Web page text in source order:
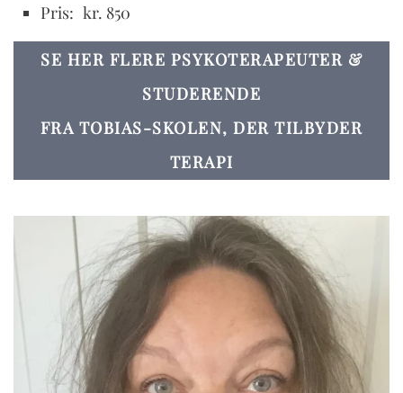
Pris: kr. 850
SE HER FLERE PSYKOTERAPEUTER &
STUDERENDE
FRA TOBIAS-SKOLEN, DER TILBYDER
TERAPI